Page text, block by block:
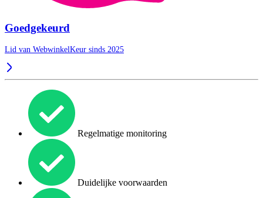
Goedgekeurd
Lid van WebwinkelKeur sinds 2025
Regelmatige monitoring
Duidelijke voorwaarden